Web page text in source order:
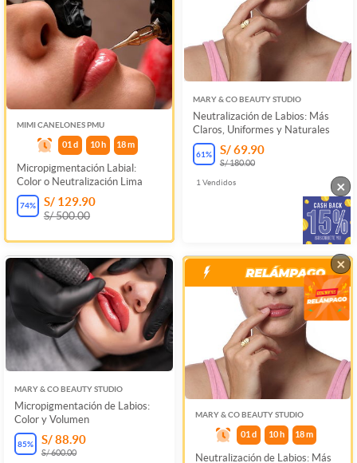
MIMI CANELONES PMU
01 d 10 h 18m
Micropigmentación Labial:
Color o Neutralización Lima
74% S/ 129.90
S/ 500.00
MARY & CO BEAUTY STUDIO
Neutralización de Labios: Más
Claros, Uniformes y Naturales
61% S/ 69.90
S/ 180.00
1 Vendidos
MARY & CO BEAUTY STUDIO
Micropigmentación de Labios:
Color y Volumen
85% S/ 88.90
S/ 600.00
MARY & CO BEAUTY STUDIO
01 d 10 h 18m
Neutralización de Labios: Más
×
×